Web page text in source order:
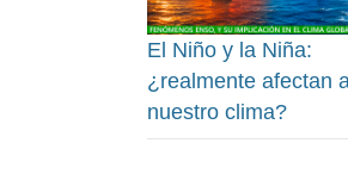
El Niño y la Niña:
¿realmente afectan
nuestro clima?